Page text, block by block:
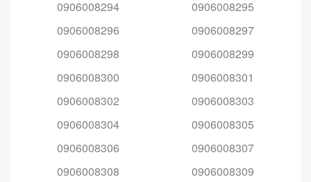
0906008294
0906008295
0906008296
0906008297
0906008298
0906008299
0906008300
0906008301
0906008302
0906008303
0906008304
0906008305
0906008306
0906008307
0906008308
0906008309